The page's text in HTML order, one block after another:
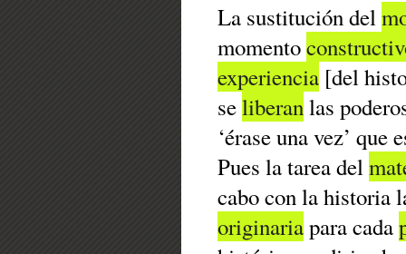
La sustitución del
momento
experiencia [del
seliberanlas
‘érase una vez’
Pues la tarea del
cabo con la historia
originariapara cada